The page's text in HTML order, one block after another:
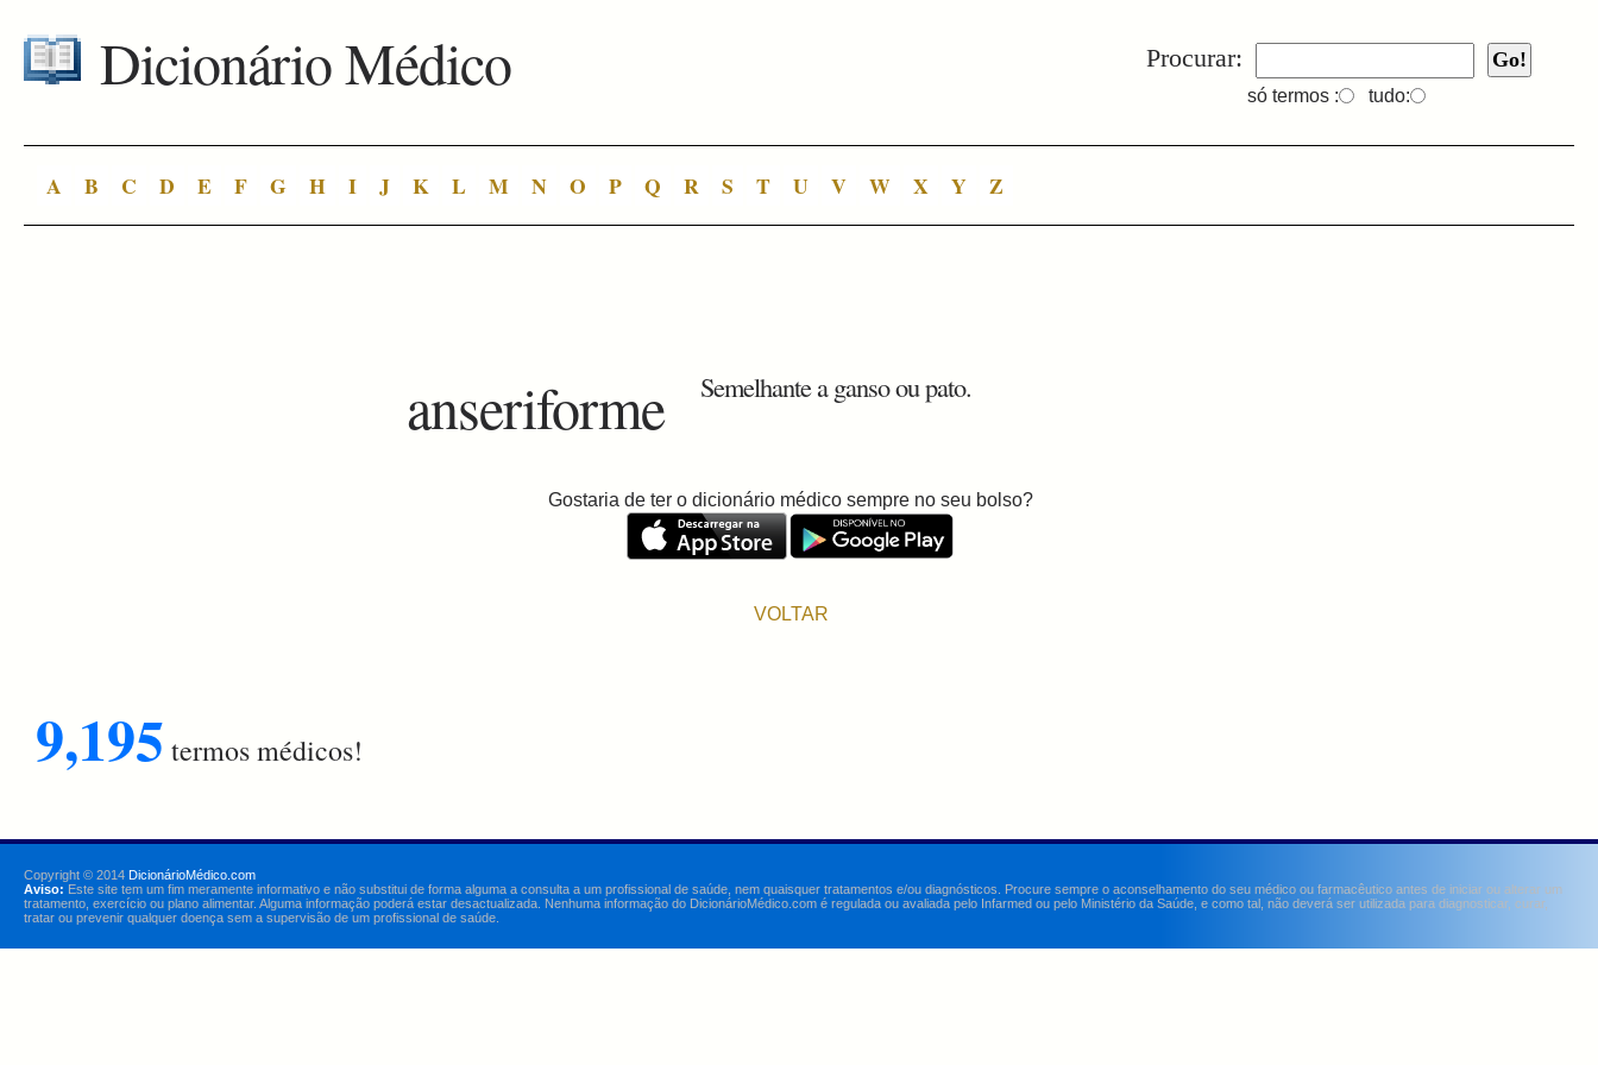
Procurar:
só termos : tudo:
Dicionário Médico
A B C D E F G H I J K L M N O P Q R S T U V W X Y Z
anseriforme Semelhante a ganso ou pato.
Gostaria de ter o dicionário médico sempre no seu bolso?
VOLTAR
9,195 termos médicos!
Copyright © 2014 DicionárioMédico.com
Aviso: Este site tem um fim meramente informativo e não substitui de forma alguma a consulta a um profissional de saúde, nem quaisquer tratamentos e/ou diagnósticos. Procure sempre o aconselhamento do seu médico ou farmacêutico antes de iniciar ou alterar um
tratamento, exercício ou plano alimentar. Alguma informação poderá estar desactualizada. Nenhuma informação do DicionárioMédico.com é regulada ou avaliada pelo Infarmed ou pelo Ministério da Saúde, e como tal, não deverá ser utilizada para diagnosticar, curar,
tratar ou prevenir qualquer doença sem a supervisão de um profissional de saúde.